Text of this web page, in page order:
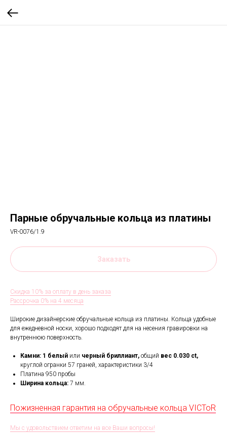
Парные обручальные кольца из платины
VR-0076/1.9
Заказать
Скидка 10% за оплату в день заказа
Рассрочка 0% на 4 месяца
Широкие дизайнерские обручальные кольца из платины. Кольца удобные
для ежедневной носки, хорошо подходят для на несения гравировки на
внутреннюю поверхность.
Камни: 1 белый или черный бриллиант, общий вес 0.030 ct,
круглой огранки 57 граней, характеристики 3/4
Платина 950 пробы
Ширина кольца: 7 мм.
Пожизненная гарантия на обручальные кольца VICToR
Мы с удовольствием ответим на все Ваши вопросы!